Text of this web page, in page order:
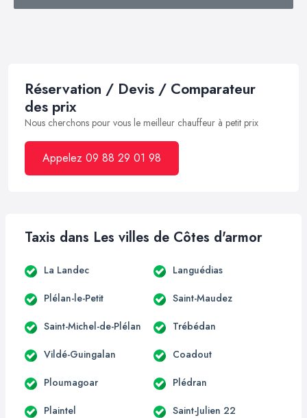
Réservation / Devis / Comparateur
des prix
Nous cherchons pour vous le meilleur chauffeur à petit prix
Appelez 09 88 29 01 98
Taxis dans Les villes de Côtes d'armor
La Landec Languédias
Plélan-le-Petit Saint-Maudez
Saint-Michel-de-Plélan Trébédan
Vildé-Guingalan Coadout
Ploumagoar Plédran
Plaintel Saint-Julien 22